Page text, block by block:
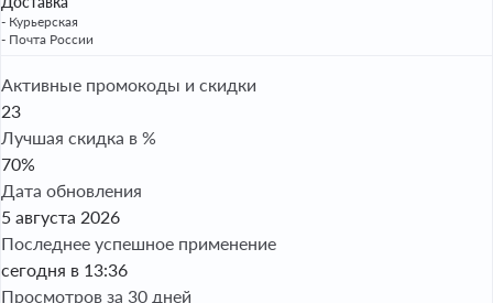
- Курьерская
- Почта России
Активные промокоды и скидки
23
Лучшая скидка в %
70%
Дата обновления
5 августа 2026
Последнее успешное применение
сегодня в 13:36
Просмотров за 30 дней